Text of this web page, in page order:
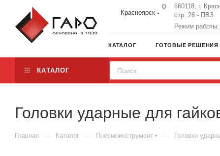
Красноярск
660118, г.
стр. 26 - ПВЗ
Режим
КАТАЛОГ ГОТОВЫЕ РЕШЕНИЯ
КАТАЛОГ
Головки ударные для
Главная — Каталог — Пневмоинструмент — Головки